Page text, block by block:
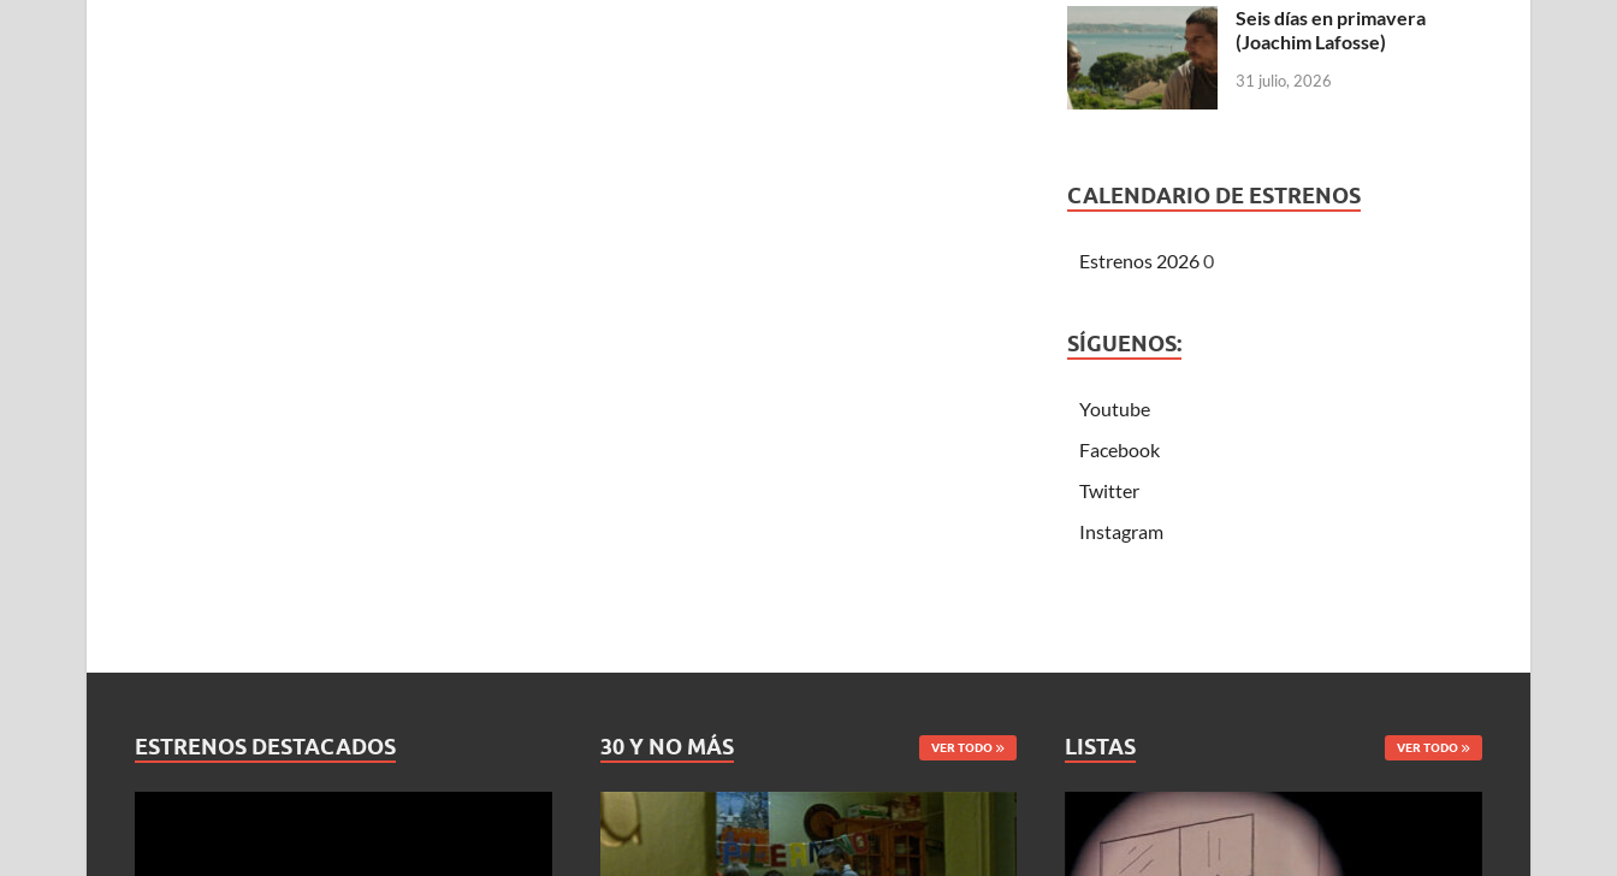
Seis días en primavera
(Joachim Lafosse)
31 julio, 2026
CALENDARIO DE ESTRENOS
Estrenos 20260
SÍGUENOS:
Youtube
Facebook
Twitter
Instagram
ESTRENOS DESTACADOS 30 Y NO MÁS VER TODO LISTAS VER TODO